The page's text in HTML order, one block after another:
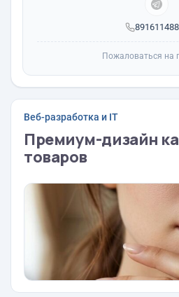
Пожаловаться на
Веб-разработка и IT
Премиум-дизайн
товаров